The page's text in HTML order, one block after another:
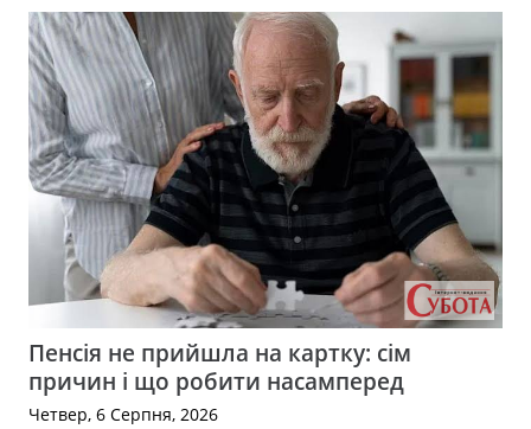
Пенсія не прийшла на картку: сім
причин і що робити насамперед
Четвер, 6 Серпня, 2026